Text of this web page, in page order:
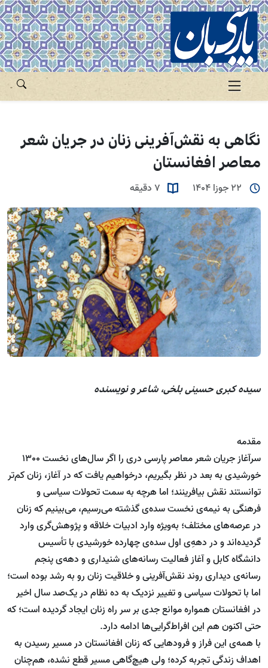
نگاهی به نقش‌آفرینی زنان در جریان شعر
معاصر افغانستان
22 جوزا 1404 7 دقیقه
سیده کبری حسینی بلخی، شاعر و نویسنده
مقدمه
سرآغاز جریان شعر معاصر پارسی دری را اگر سال‌های نخست 1300
خورشیدی به بعد در نظر بگیریم، درخواهیم یافت که در آغاز، زنان کم‌تر
توانستند نقش بیافرینند؛ اما هرچه به سمت تحولات سیاسی و
فرهنگی به نیمه‌ی نخست سده‌ی گذشته می‌رسیم، می‌بینیم که زنان
در عرصه‌های مختلف؛ به‌ویژه وارد ادبیات خلاقه و پژوهش‌گری وارد
گردیده‌اند و در دهه‌ِی اول سده‌ی چهارده خورشیدی با تأسیس
دانشگاه کابل و آغاز فعالیت رسانه‌های شنیداری و دهه‌ی پنجم
رسانه‌ی دیداری روند نقش‌آفرینی و خلاقیت زنان رو به رشد بوده است؛
اما با تحولات سیاسی و تغییر نزدیک به ده نظام در یک‌صد سال اخیر
در افغانستان همواره موانع جدی بر سر راه زنان ایجاد گردیده است؛ که
حتی اکنون هم این افراط‌گرایی‌ها ادامه دارد.
با همه‌ی این فراز و فرودهایی که زنان افغانستان در مسیر رسیدن به
اهداف زندگی تجربه کرده؛ ولی هیچ‌گاهی مسیر قطع نشده، هم‌چنان